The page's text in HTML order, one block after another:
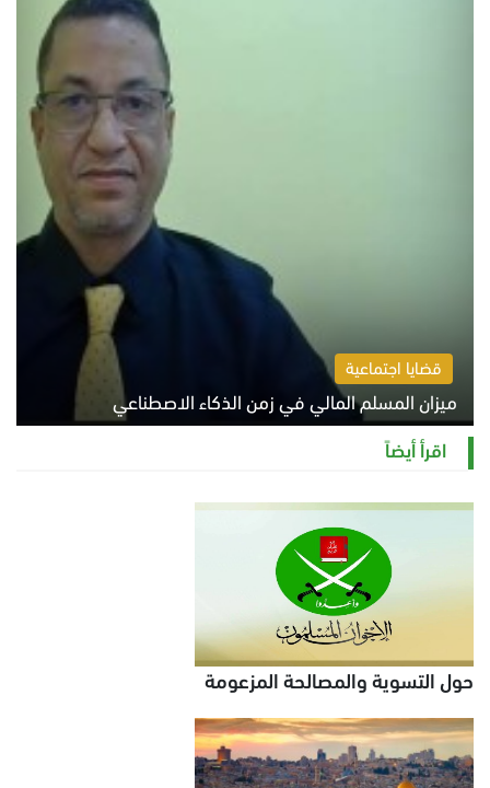
قضايا اجتماعية
ميزان المسلم المالي في زمن الذكاء الاصطناعي
السبت 8 أغسطس 2026 11:21 ص
اقرأ أيضاً
حول التسوية والمصالحة المزعومة